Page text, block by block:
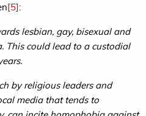
[5]:
lesbian, gay, bisexual and
This could lead to a custodial
by religious leaders and
media that tends to